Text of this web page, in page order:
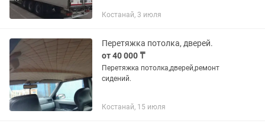
стенок, покраска и прочие работы.
Костанай, 3 июля
Перетяжка потолка, дверей.
от 40 000 ₸
Перетяжка потолка,дверей,ремонт
сидений.
Костанай, 15 июля